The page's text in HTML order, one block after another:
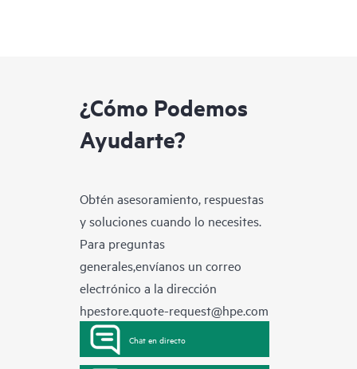
¿Cómo Podemos
Ayudarte?
Obtén asesoramiento, respuestas
y soluciones cuando lo necesites.
Para preguntas
generales,envíanos un correo
electrónico a la dirección
hpestore.quote-request@hpe.com
Chat en directo